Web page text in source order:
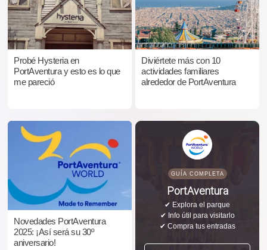
Probé Hysteria en
PortAventura y esto es lo que
me pareció
Diviértete más con 10
actividades familiares
alrededor de PortAventura
Novedades PortAventura
2025: ¡Así será su 30º
aniversario!
GUÍA COMPLETA
PortAventura
✔ Explora el parque
✔ Info útil para visitarlo
✔ Compra tus entradas